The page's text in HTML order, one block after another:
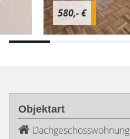
580,- €
Objektart
Dachgeschosswohnung